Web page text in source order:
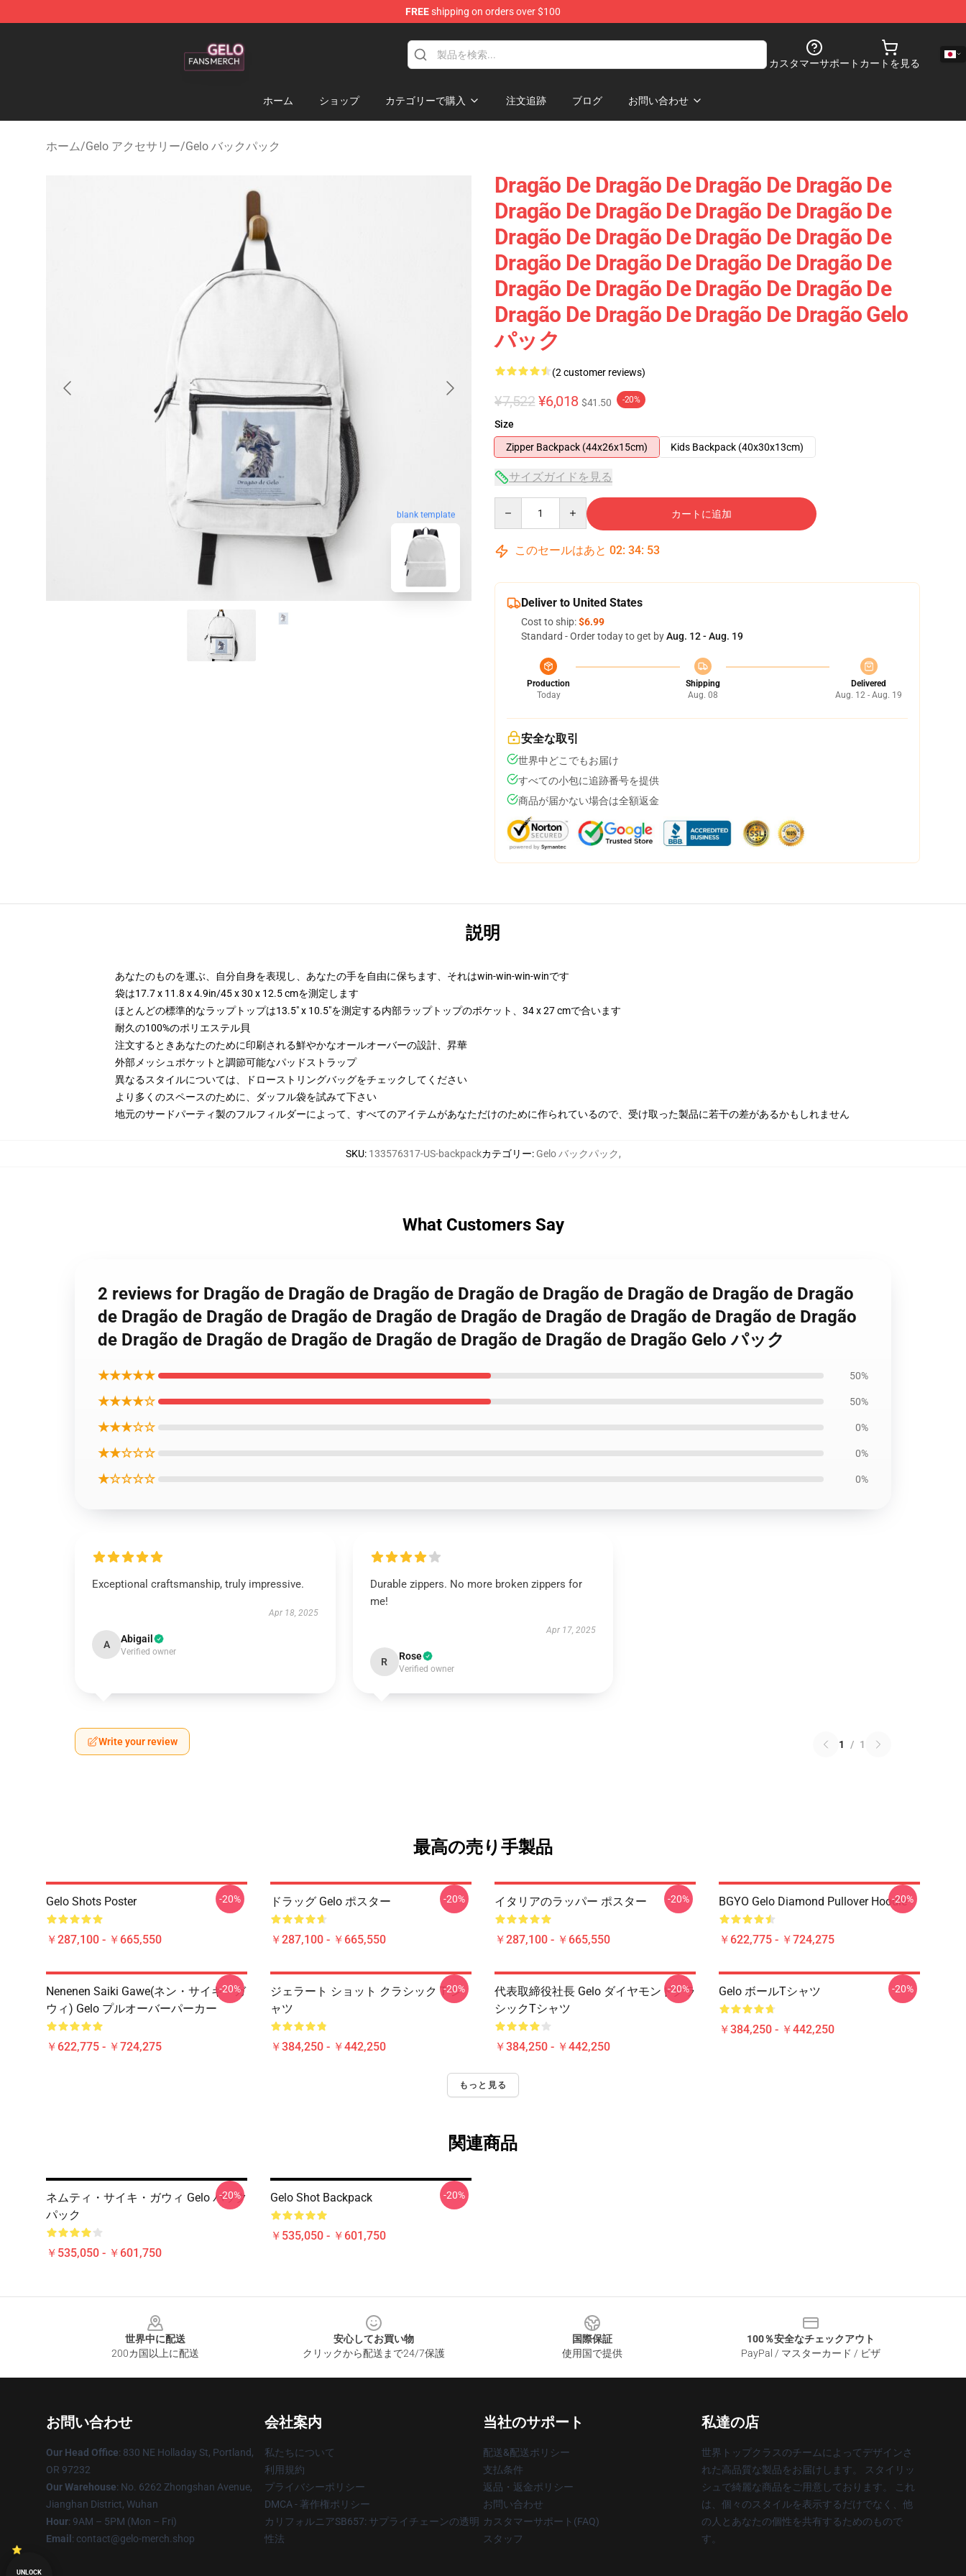
FREEshipping on orders over $100
カスタマーサポート カートを見る
ホーム ショップ カテゴリーで購入 注文追跡 ブログ お問い合わせ
ホーム/Gelo アクセサリー/Gelo バックパック
blank template
Dragão De Dragão De Dragão De Dragão De
Dragão De Dragão De Dragão De Dragão De
Dragão De Dragão De Dragão De Dragão De
Dragão De Dragão De Dragão De Dragão De
Dragão De Dragão De Dragão De Dragão De
Dragão De Dragão De Dragão De Dragão Gelo
パック
(2 customer reviews)
¥7,522 ¥6,018 $41.50 -20%
Size
Zipper Backpack (44x26x15cm)
Kids Backpack (40x30x13cm)
サイズガイドを見る
カートに追加
このセールはあと 02: 34: 52
Deliver to United States
Cost to ship:$6.99
Standard - Order today to get byAug. 12 - Aug. 19
Production
Today
Shipping
Aug. 08
Delivered
Aug. 12 - Aug. 19
安全な取引
世界中どこでもお届け
すべての小包に追跡番号を提供
商品が届かない場合は全額返金
説明
あなたのものを運ぶ、自分自身を表現し、あなたの手を自由に保ちます、それはwin-win-win-winです
袋は17.7 x 11.8 x 4.9in/45 x 30 x 12.5 cmを測定します
ほとんどの標準的なラップトップは13.5" x 10.5"を測定する内部ラップトップのポケット、34 x 27 cmで合います
耐久の100%のポリエステル貝
注文するときあなたのために印刷される鮮やかなオールオーバーの設計、昇華
外部メッシュポケットと調節可能なパッドストラップ
異なるスタイルについては、ドローストリングバッグをチェックしてください
より多くのスペースのために、ダッフル袋を試みて下さい
地元のサードパーティ製のフルフィルダーによって、すべてのアイテムがあなただけのために作られているので、受け取った製品に若干の差があるかもしれません
SKU: 133576317-US-backpackカテゴリー: Gelo バックパック,
What Customers Say
2 reviews for Dragão de Dragão de Dragão de Dragão de Dragão de Dragão de Dragão de Dragão
de Dragão de Dragão de Dragão de Dragão de Dragão de Dragão de Dragão de Dragão de Dragão
de Dragão de Dragão de Dragão de Dragão de Dragão de Dragão de Dragão Gelo パック
★★★★★ 50%
★★★★☆ 50%
★★★☆☆ 0%
★★☆☆☆ 0%
★☆☆☆☆ 0%
Exceptional craftsmanship, truly impressive.
Apr 18, 2025
A Abigail
Verified owner
Durable zippers. No more broken zippers for
me!
Apr 17, 2025
R Rose
Verified owner
Write your review 1 / 1
最高の売り手製品
Gelo Shots Poster
￥287,100 - ￥665,550
-20% ドラッグ Gelo ポスター
￥287,100 - ￥665,550
-20% イタリアのラッパー ポスター
￥287,100 - ￥665,550
-20% BGYO Gelo Diamond Pullover Hoodie
￥622,775 - ￥724,275
-20%
Nenenen Saiki Gawe(ネン・サイキ・ガ
ウィ) Gelo プルオーバーパーカー
￥622,775 - ￥724,275
-20%
ジェラート ショット クラシック T シ
ャツ
￥384,250 - ￥442,250
-20%
代表取締役社長 Gelo ダイヤモンドクラ
シックTシャツ
￥384,250 - ￥442,250
-20% Gelo ボールTシャツ
￥384,250 - ￥442,250
-20%
もっと見る
関連商品
ネムティ・サイキ・ガウィ Gelo バック
パック
￥535,050 - ￥601,750
-20% Gelo Shot Backpack
￥535,050 - ￥601,750
-20%
世界中に配送
200カ国以上に配送
安心してお買い物
クリックから配送まで24/7保護
国際保証
使用国で提供
100％安全なチェックアウト
PayPal / マスターカード / ビザ
お問い合わせ
Our Head Office: 830 NE Holladay St, Portland,
OR 97232
Our Warehouse: No. 6262 Zhongshan Avenue,
Jianghan District, Wuhan
Hour: 9AM – 5PM (Mon – Fri)
Email : contact@gelo-merch.shop
会社案内
私たちについて
利用規約
プライバシーポリシー
DMCA - 著作権ポリシー
カリフォルニアSB657: サプライチェーンの透明
性法
当社のサポート
配送&配送ポリシー
支払条件
返品・返金ポリシー
お問い合わせ
カスタマーサポート(FAQ)
スタッフ
私達の店
世界トップクラスのチームによってデザインさ
れた高品質な製品をお届けします。 スタイリッ
シュで綺麗な商品をご用意しております。 これ
は、個々のスタイルを表示するだけでなく、他
の人とあなたの個性を共有するためのもので
す。
UNLOCK